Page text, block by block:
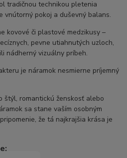
tradičnou technikou pletenia
vnútorný pokoj a duševný balans.
kovové či plastové medzikusy –
pevne utiahnutých uzloch,
nádherný vizuálny príbeh.
je náramok nesmierne príjemný
štýl, romantickú ženskosť alebo
sa stane vaším osobným
že tá najkrajšia krása je